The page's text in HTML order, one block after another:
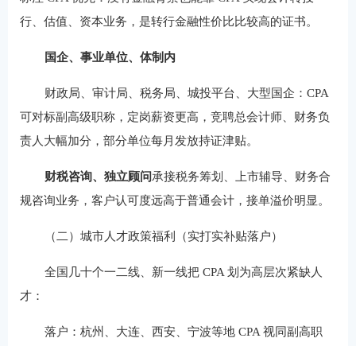
行、估值、资本业务，是转行金融性价比比较高的证书。
国企、事业单位、体制内
财政局、审计局、税务局、城投平台、大型国企：CPA
可对标副高级职称，定岗薪资更高，竞聘总会计师、财务负
责人大幅加分，部分单位每月发放持证津贴。
财税咨询、独立顾问承接税务筹划、上市辅导、财务合
规咨询业务，客户认可度远高于普通会计，接单溢价明显。
（二）城市人才政策福利（实打实补贴落户）
全国几十个一二线、新一线把 CPA 划为高层次紧缺人
才：
落户：杭州、大连、西安、宁波等地 CPA 视同副高职